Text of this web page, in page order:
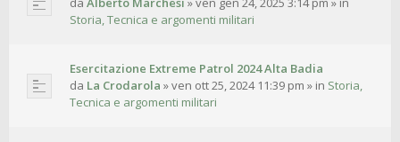
Storia, Tecnica e argomenti militari
Esercitazione Extreme Patrol 2024 Alta Badia
da La Crodarola »ven ott 25, 2024 11:39 pm » in Storia,
Tecnica e argomenti militari